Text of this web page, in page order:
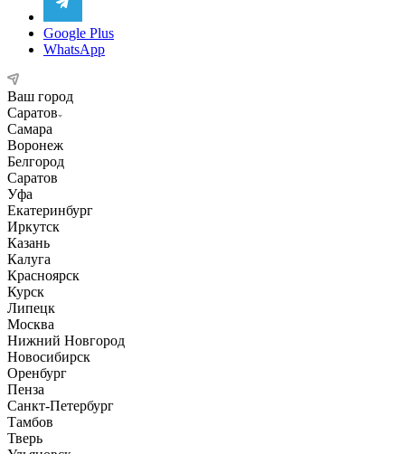
Google Plus
WhatsApp
Ваш город
Саратов
Самара
Воронеж
Белгород
Саратов
Уфа
Екатеринбург
Иркутск
Казань
Калуга
Красноярск
Курск
Липецк
Москва
Нижний Новгород
Новосибирск
Оренбург
Пенза
Санкт-Петербург
Тамбов
Тверь